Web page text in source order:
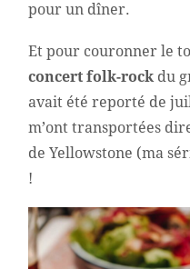
pour un dîner.
Et pour couronner le
concert folk-rockdu
avait été reporté de
m’ont transportées
de Yellowstone (ma
!